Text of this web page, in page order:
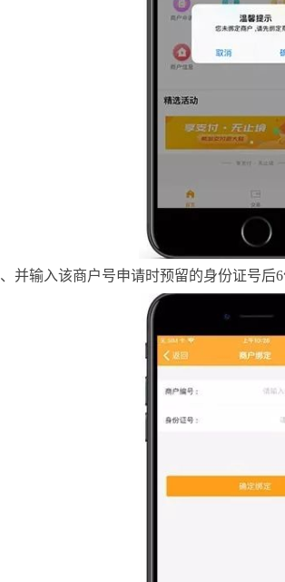
并输入该商户号申请时预留的身份证号后